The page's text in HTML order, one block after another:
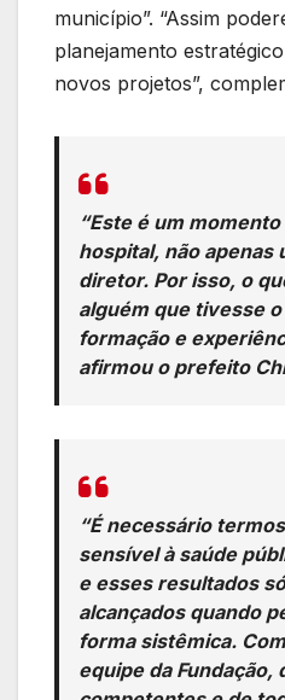
município”. “Assim
planejamento
novos projetos”,
“Este é um
hospital, não apenas
diretor. Por isso, o
alguém que tivesse
formação e
afirmou o prefeito
“É necessário
sensível à saúde
e esses resultados
alcançados quando
forma sistêmica.
equipe da Fundação,